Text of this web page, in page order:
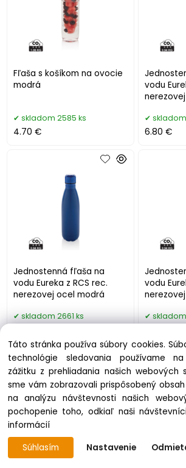
Fľaša s košíkom na ovocie
modrá
skladom 2585 ks
4.70 €
vodu
skladom
6.80 €
Jednostenná fľaša na
vodu Eureka z RCS rec.
nerezovej ocel modrá
skladom 2661 ks
vodu
Táto stránka používa súbory cookies.
technológie sledovania používame
zážitku z prehliadania našich
sme vám zobrazovali prispôsobený
na analýzu návštevnosti našich
pochopenie toho, odkiaľ naši
informácií
Súhlasím
Nastavenie